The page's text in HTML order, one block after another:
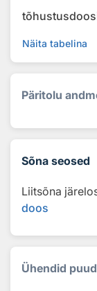
Näita tabelina
Päritolu
Sõna seosed
Liitsõna
doos
Ühendid